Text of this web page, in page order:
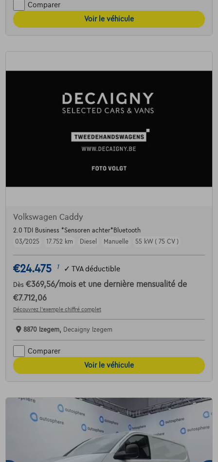
Comparer
Voir le véhicule
Volkswagen Caddy
2.0 TDI Business *Sensoren achter*Bluetooth
03/2025
17.752 km Diesel Manuelle 55 kW ( 75 CV )
€24.475 1 ✓ TVA déductible
Dès €369,56/mois et une dernière mensualité de
€7.712,06
Découvrez l’exemple chiffré complet
8870 Izegem, Decaigny Izegem
Comparer
Voir le véhicule